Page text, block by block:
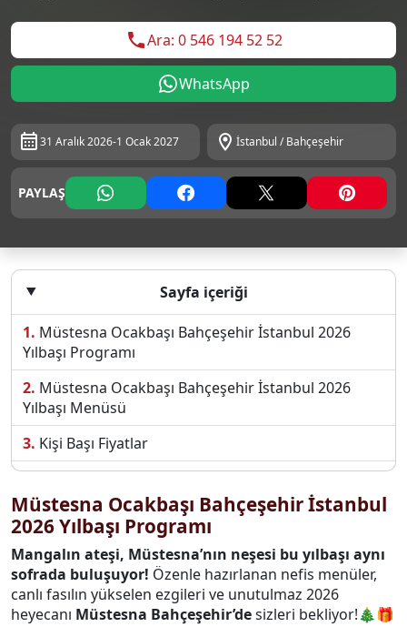
Ara: 0 546 194 52 52
WhatsApp
31 Aralık 2026-1 Ocak 2027 İstanbul / Bahçeşehir
PAYLAŞ
Sayfa içeriği
Müstesna Ocakbaşı Bahçeşehir İstanbul 2026
Yılbaşı Programı
Müstesna Ocakbaşı Bahçeşehir İstanbul 2026
Yılbaşı Menüsü
Kişi Başı Fiyatlar
Müstesna Ocakbaşı İstanbul Yılbaşı 2026
Rezervasyon
Müstesna Ocakbaşı Bahçeşehir İstanbul Hakkında
Müstesna Ocakbaşı Bahçeşehir İstanbul İletişim
Bilgileri
Müstesna Ocakbaşı Bahçeşehir İstanbul
2026 Yılbaşı Programı
Mangalın ateşi, Müstesna’nın neşesi bu yılbaşı aynı
sofrada buluşuyor! Özenle hazırlanan nefis menüler,
canlı fasılın yükselen ezgileri ve unutulmaz 2026
heyecanı Müstesna Bahçeşehir’desizleri bekliyor!🎄🎁